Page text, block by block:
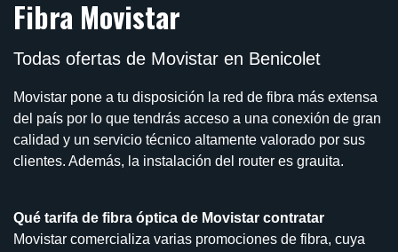
Fibra Movistar
Todas ofertas de Movistar en Benicolet
Movistar pone a tu disposición la red de fibra más extensa
del país por lo que tendrás acceso a una conexión de gran
calidad y un servicio técnico altamente valorado por sus
clientes. Además, la instalación del router es grauita.
Qué tarifa de fibra óptica de Movistar contratar
Movistar comercializa varias promociones de fibra, cuya